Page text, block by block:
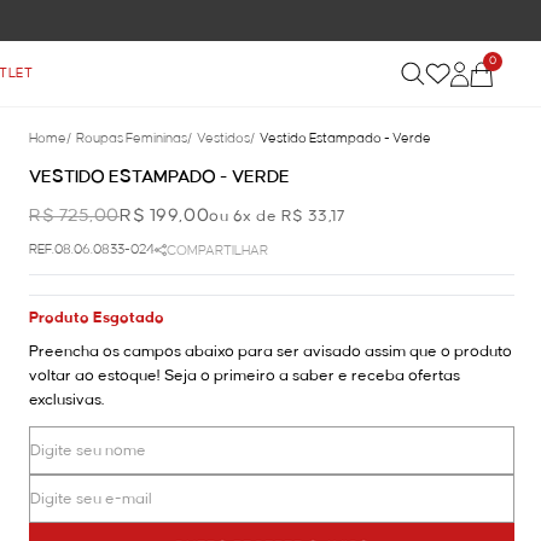
0
Home/ Roupas Femininas/ Vestidos/ Vestido Estampado - Verde
VESTIDO ESTAMPADO - VERDE
R$ 725,00R$ 199,00ou 6x de R$ 33,17
REF.08.06.0833-024 COMPARTILHAR
Produto Esgotado
Preencha os campos abaixo para ser avisado assim que o produto
voltar ao estoque! Seja o primeiro a saber e receba ofertas
exclusivas.